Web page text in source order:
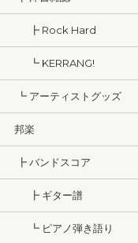
┣ Rock Hard
┗ KERRANG!
┗ アーティストグッズ
邦楽
┣ バンドスコア
┣ ギター譜
┗ ピアノ弾き語り